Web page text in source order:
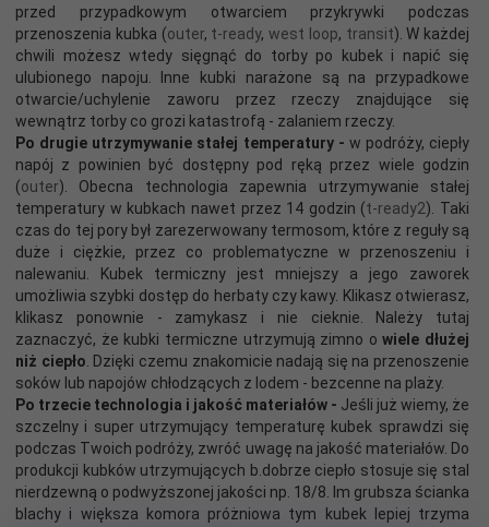
przed przypadkowym otwarciem przykrywki podczas
przenoszenia kubka (outer, t-ready, west loop, transit). W każdej
chwili możesz wtedy sięgnąć do torby po kubek i napić się
ulubionego napoju. Inne kubki narażone są na przypadkowe
otwarcie/uchylenie zaworu przez rzeczy znajdujące się
wewnątrz torby co grozi katastrofą - zalaniem rzeczy.
Po drugie utrzymywanie stałej temperatury - w podróży, ciepły
napój z powinien być dostępny pod ręką przez wiele godzin
(outer). Obecna technologia zapewnia utrzymywanie stałej
temperatury w kubkach nawet przez 14 godzin (t-ready2). Taki
czas do tej pory był zarezerwowany termosom, które z reguły są
duże i ciężkie, przez co problematyczne w przenoszeniu i
nalewaniu. Kubek termiczny jest mniejszy a jego zaworek
umożliwia szybki dostęp do herbaty czy kawy. Klikasz otwierasz,
klikasz ponownie - zamykasz i nie cieknie. Należy tutaj
zaznaczyć, że kubki termiczne utrzymują zimno owiele dłużej
niż ciepło . Dzięki czemu znakomicie nadają się na przenoszenie
soków lub napojów chłodzących z lodem - bezcenne na plaży.
Po trzecie technologia i jakość materiałów - Jeśli już wiemy, że
szczelny i super utrzymujący temperaturę kubek sprawdzi się
podczas Twoich podróży, zwróć uwagę na jakość materiałów. Do
produkcji kubków utrzymujących b.dobrze ciepło stosuje się stal
nierdzewną o podwyższonej jakości np. 18/8. Im grubsza ścianka
blachy i większa komora próżniowa tym kubek lepiej trzyma